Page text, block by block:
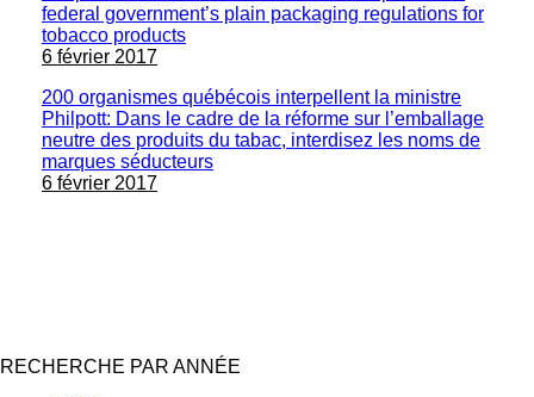
federal government’s plain packaging regulations for
tobacco products
6 février 2017
200 organismes québécois interpellent la ministre
Philpott: Dans le cadre de la réforme sur l’emballage
neutre des produits du tabac, interdisez les noms de
marques séducteurs
6 février 2017
RECHERCHE PAR ANNÉE